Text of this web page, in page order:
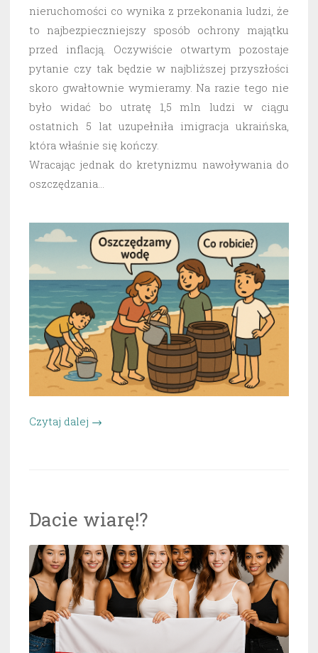
nieruchomości co wynika z przekonania ludzi, że
to najbezpieczniejszy sposób ochrony majątku
przed inflacją. Oczywiście otwartym pozostaje
pytanie czy tak będzie w najbliższej przyszłości
skoro gwałtownie wymieramy. Na razie tego nie
było widać bo utratę 1,5 mln ludzi w ciągu
ostatnich 5 lat uzupełniła imigracja ukraińska,
która właśnie się kończy.
Wracając jednak do kretynizmu nawoływania do
oszczędzania…
Czytaj dalej „Oszczędzanie,
→
Dacie wiarę!?